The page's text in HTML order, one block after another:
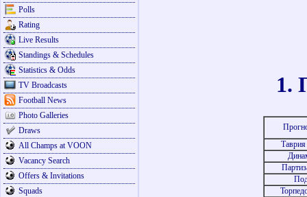
Polls
Rating
Live Results
Standings & Schedules
Statistics & Odds
TV Broadcasts
Football News
Photo Galleries
Draws
All Champs at VOON
Vacancy Search
Offers & Invitations
Squads
1.